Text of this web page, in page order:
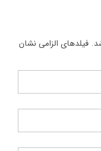
فیلدهای الزامی نشان